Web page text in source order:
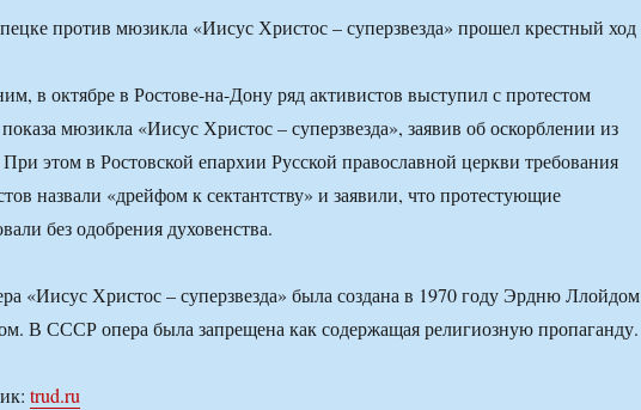
в октябре в Ростове-на-Дону ряд активистов выступил с протестом
мюзикла «Иисус Христос – суперзвезда», заявив об оскорблении из
При этом в Ростовской епархии Русской православной церкви требования
назвали «дрейфом к сектантству» и заявили, что протестующие
без одобрения духовенства.
«Иисус Христос – суперзвезда» была создана в 1970 году Эрдню Ллойдом
В СССР опера была запрещена как содержащая религиозную пропаганду.
trud.ru